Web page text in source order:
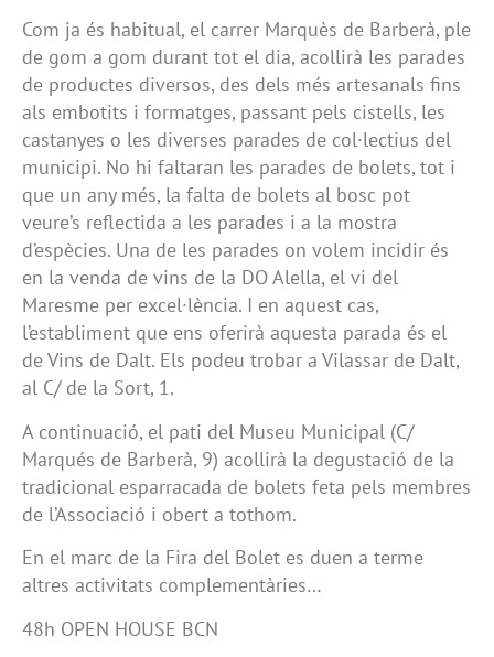
Com ja és habitual, el carrer Marquès de Barberà, ple
de gom a gom durant tot el dia, acollirà les parades
de productes diversos, des dels més artesanals fins
als embotits i formatges, passant pels cistells, les
castanyes o les diverses parades de col·lectius del
municipi. No hi faltaran les parades de bolets, tot i
que un any més, la falta de bolets al bosc pot
veure’s reflectida a les parades i a la mostra
d’espècies. Una de les parades on volem incidir és
en la venda de vins de la DO Alella, el vi del
Maresme per excel·lència. I en aquest cas,
l’establiment que ens oferirà aquesta parada és el
de Vins de Dalt. Els podeu trobar a Vilassar de Dalt,
al C/ de la Sort, 1.
A continuació, el pati del Museu Municipal (C/
Marqués de Barberà, 9) acollirà la degustació de la
tradicional esparracada de bolets feta pels membres
de l’Associació i obert a tothom.
En el marc de la Fira del Bolet es duen a terme
altres activitats complementàries…
48h OPEN HOUSE BCN